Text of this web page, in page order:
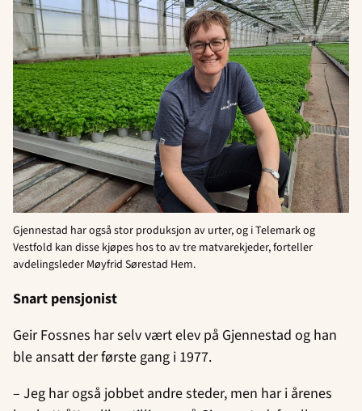
Gjennestad har også stor produksjon av urter, og i Telemark og
Vestfold kan disse kjøpes hos to av tre matvarekjeder, forteller
avdelingsleder Møyfrid Sørestad Hem.
Snart pensjonist
Geir Fossnes har selv vært elev på Gjennestad og han
ble ansatt der første gang i 1977.
– Jeg har også jobbet andre steder, men har i årenes